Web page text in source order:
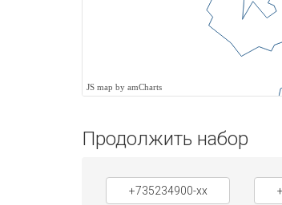
JS map by amCharts
Продолжить набор
+735234900-xx